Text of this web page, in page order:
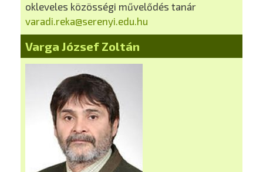
okleveles közösségi művelődés tanár
varadi.reka@serenyi.edu.hu
Varga József Zoltán